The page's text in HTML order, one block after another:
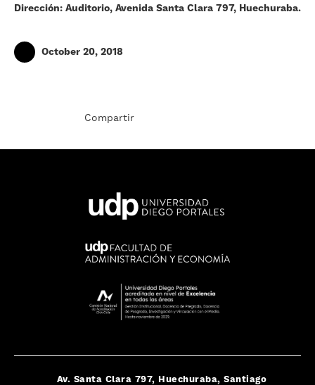
Dirección: Auditorio, Avenida Santa Clara 797, Huechuraba.
October 20, 2018
Compartir
Av. Santa Clara 797, Huechuraba, Santiago